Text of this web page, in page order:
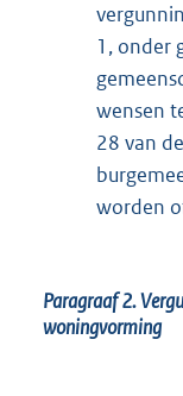
1, onder
wensen
28 van
worden
Paragraaf 2.
woningvorming